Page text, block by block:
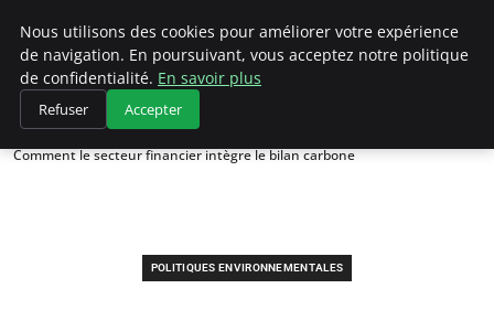
Climategatecountryclub.com
Accueil
Politiques environnementales
Comment le secteur financier intègre le bilan carbone
POLITIQUES ENVIRONNEMENTALES
Nous utilisons des cookies pour améliorer votre expérience
de navigation. En poursuivant, vous acceptez notre politique
de confidentialité. En savoir plus
Refuser Accepter